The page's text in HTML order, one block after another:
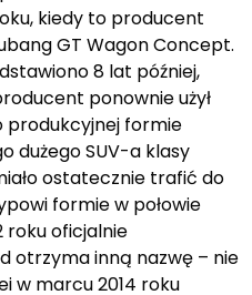
kiedy to producent
GT Wagon Concept.
8 lat później,
ponownie użył
produkcyjnej formie
dużego SUV-a klasy
ostatecznie trafić do
formie w połowie
roku oficjalnie
otrzyma inną nazwę – nie
w marcu 2014 roku